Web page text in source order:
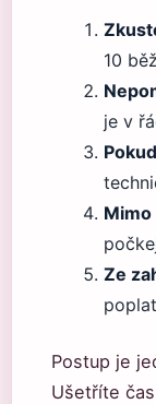
10
je v
Ze
Postup je
Ušetříte